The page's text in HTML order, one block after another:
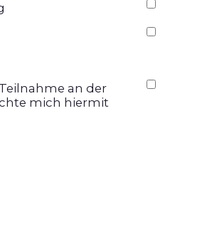
an der
mich hiermit